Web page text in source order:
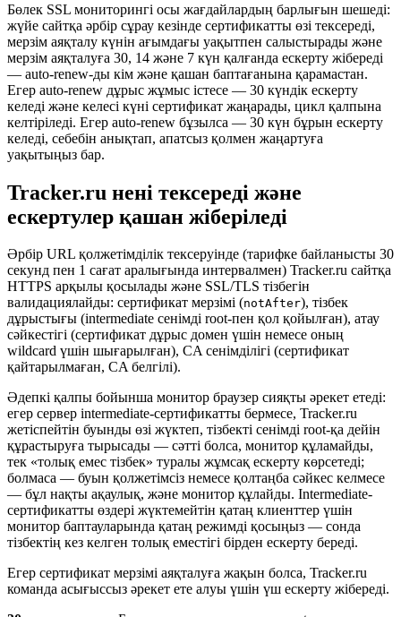
Бөлек SSL мониторингі осы жағдайлардың барлығын шешеді:
жүйе сайтқа әрбір сұрау кезінде сертификатты өзі тексереді,
мерзім аяқталу күнін ағымдағы уақытпен салыстырады және
мерзім аяқталуға 30, 14 және 7 күн қалғанда ескерту жібереді
— auto-renew-ды кім және қашан баптағанына қарамастан.
Егер auto-renew дұрыс жұмыс істесе — 30 күндік ескерту
келеді және келесі күні сертификат жаңарады, цикл қалпына
келтіріледі. Егер auto-renew бұзылса — 30 күн бұрын ескерту
келеді, себебін анықтап, апатсыз қолмен жаңартуға
уақытыңыз бар.
Tracker.ru нені тексереді және
ескертулер қашан жіберіледі
Әрбір URL қолжетімділік тексеруінде (тарифке байланысты 30
секунд пен 1 сағат аралығында интервалмен) Tracker.ru сайтқа
HTTPS арқылы қосылады және SSL/TLS тізбегін
валидациялайды: сертификат мерзімі (notAfter), тізбек
дұрыстығы (intermediate сенімді root-пен қол қойылған), атау
сәйкестігі (сертификат дұрыс домен үшін немесе оның
wildcard үшін шығарылған), CA сенімділігі (сертификат
қайтарылмаған, CA белгілі).
Әдепкі қалпы бойынша монитор браузер сияқты әрекет етеді:
егер сервер intermediate-сертификатты бермесе, Tracker.ru
жетіспейтін буынды өзі жүктеп, тізбекті сенімді root-қа дейін
құрастыруға тырысады — сәтті болса, монитор құламайды,
тек «толық емес тізбек» туралы жұмсақ ескерту көрсетеді;
болмаса — буын қолжетімсіз немесе қолтаңба сәйкес келмесе
— бұл нақты ақаулық, және монитор құлайды. Intermediate-
сертификатты өздері жүктемейтін қатаң клиенттер үшін
монитор баптауларында қатаң режимді қосыңыз — сонда
тізбектің кез келген толық еместігі бірден ескерту береді.
Егер сертификат мерзімі аяқталуға жақын болса, Tracker.ru
команда асығыссыз әрекет ете алуы үшін үш ескерту жібереді.